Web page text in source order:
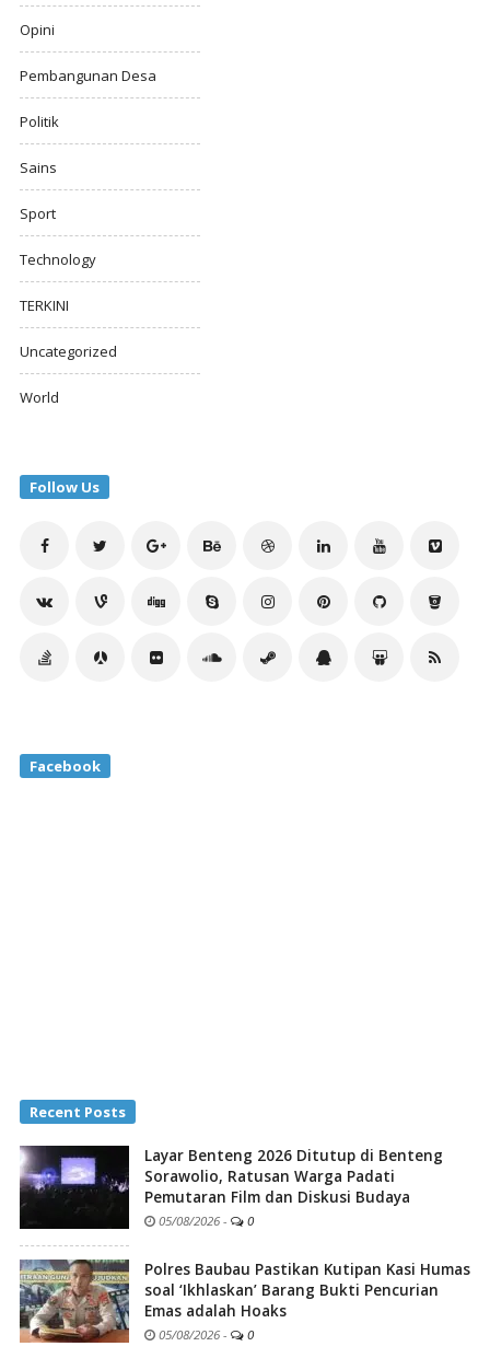
Opini
Pembangunan Desa
Politik
Sains
Sport
Technology
TERKINI
Uncategorized
World
Follow Us
Facebook
Recent Posts
Layar Benteng 2026 Ditutup di Benteng
Sorawolio, Ratusan Warga Padati
Pemutaran Film dan Diskusi Budaya
05/08/2026 - 0
Polres Baubau Pastikan Kutipan Kasi Humas
soal ‘Ikhlaskan’ Barang Bukti Pencurian
Emas adalah Hoaks
05/08/2026 - 0